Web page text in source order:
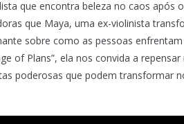
que encontra beleza no caos após
que Maya, uma ex-violinista
sobre como as pessoas
of Plans”, ela nos convida a
poderosas que podem transformar